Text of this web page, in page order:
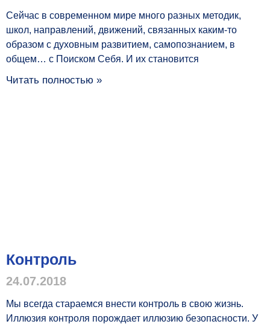
Сейчас в современном мире много разных методик,
школ, направлений, движений, связанных каким-то
образом с духовным развитием, самопознанием, в
общем… с Поиском Себя. И их становится
Читать полностью »
Контроль
24.07.2018
Мы всегда стараемся внести контроль в свою жизнь.
Иллюзия контроля порождает иллюзию безопасности. У